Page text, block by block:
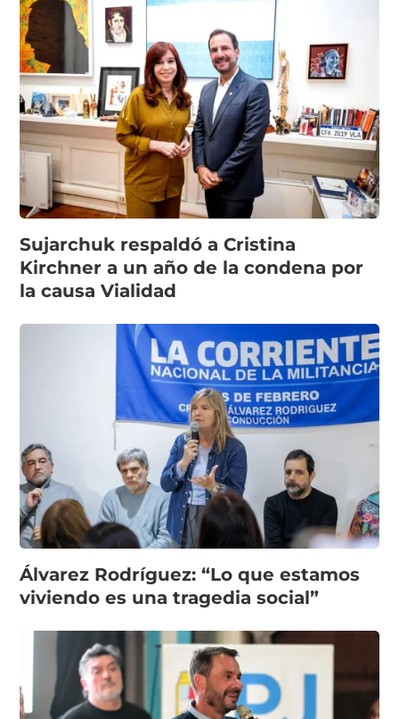
Sujarchuk respaldó a Cristina
Kirchner a un año de la condena por
la causa Vialidad
Álvarez Rodríguez: “Lo que estamos
viviendo es una tragedia social”